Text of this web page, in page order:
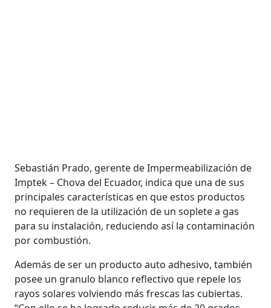
Sebastián Prado, gerente de Impermeabilización de
Imptek – Chova del Ecuador, indica que una de sus
principales características en que estos productos
no requieren de la utilización de un soplete a gas
para su instalación, reduciendo así la contaminación
por combustión.
Además de ser un producto auto adhesivo, también
posee un granulo blanco reflectivo que repele los
rayos solares volviendo más frescas las cubiertas.